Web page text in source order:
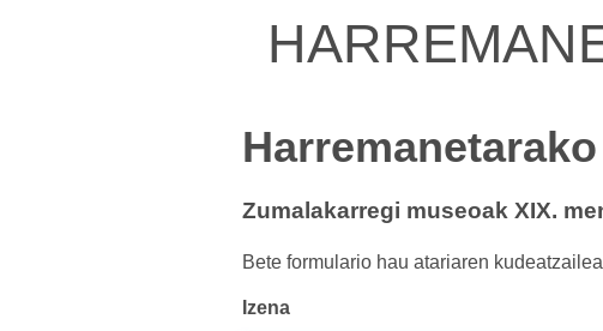
Zumalakarregi museoak XIX.
Bete formulario hau atariaren
Izena